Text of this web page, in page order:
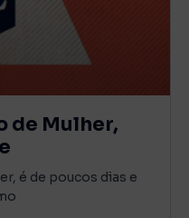
de Mulher,
é de poucos dias e